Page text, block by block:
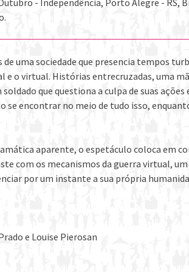
uma sociedade que presencia tempos
e o virtual. Histórias entrecruzadas, uma
que questiona a culpa de suas ações
se encontrar no meio de tudo isso,
aparente, o espetáculo coloca em
com os mecanismos da guerra virtual,
por um instante a sua própria
e Louise Pierosan